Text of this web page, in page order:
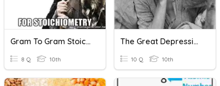
Gram To Gram Stoichiometry
8 Q 10th
The Great Depression
10 Q 10th